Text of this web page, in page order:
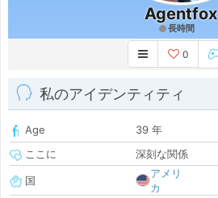
Agentfox
長時間
0
私のアイデンティティ
Age
39 年
ここに
深刻な関係
国
アメリ
カ